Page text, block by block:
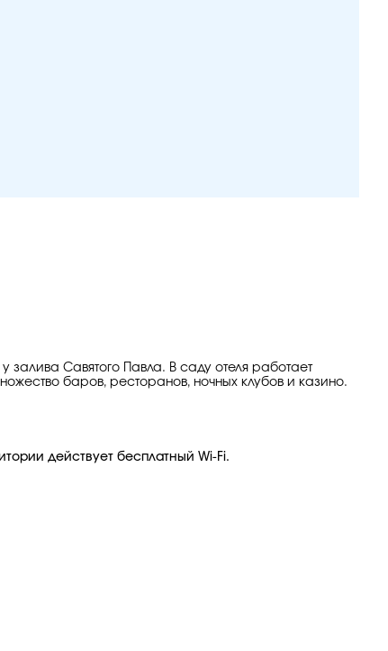
Савятого Павла. В саду отеля работает
баров, ресторанов, ночных клубов и казино.
действует бесплатный Wi-Fi.